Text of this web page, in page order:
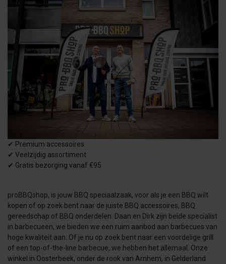
✔ Premium accessoires
✔ Veelzijdig assortiment
✔ Gratis bezorging vanaf €95
proBBQshop, is jouw BBQ speciaalzaak, voor als je een BBQ wilt
kopen of op zoek bent naar de juiste BBQ accessoires, BBQ
gereedschap of BBQ onderdelen. Daan en Dirk zijn beide specialist
in barbecueën, we bieden we een ruim aanbod aan barbecues van
hoge kwaliteit aan. Of je nu op zoek bent naar een voordelige grill
of een top-of-the-line barbecue, we hebben het allemaal. Onze
winkel in Oosterbeek, onder de rook van Arnhem, in Gelderland